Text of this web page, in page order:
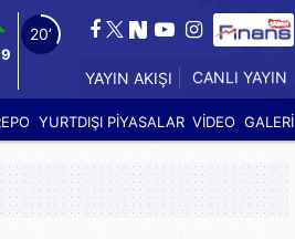
18’
YAYIN AKIŞI CANLI YAYIN
YURTDIŞI PİYASALAR VİDEO GALERİ